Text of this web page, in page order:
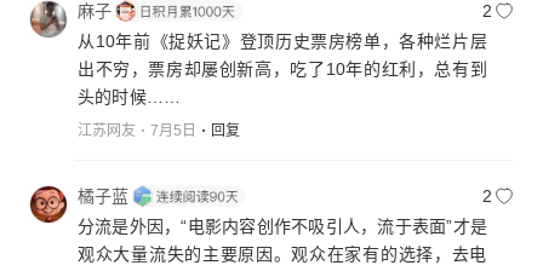
麻子
2
从10年前《捉妖记》登顶历史票房榜单，各种烂片层
出不穷，票房却屡创新高，吃了10年的红利，总有到
头的时候……
江苏网友 7月5日 回复
橘子蓝
2
分流是外因，“电影内容创作不吸引人，流于表面”才是
观众大量流失的主要原因。观众在家有的选择，去电